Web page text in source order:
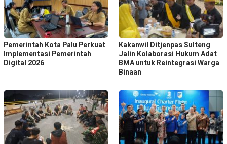
Pemerintah Kota Palu Perkuat
Implementasi Pemerintah
Digital 2026
Kakanwil Ditjenpas Sulteng
Jalin Kolaborasi Hukum Adat
BMA untuk Reintegrasi Warga
Binaan